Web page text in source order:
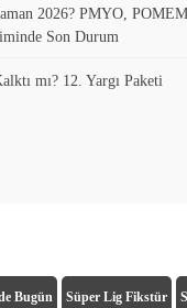
2026? PMYO, POMEM
Son Durum
mı? 12. Yargı Paketi
Bugün Süper Lig Fikstür